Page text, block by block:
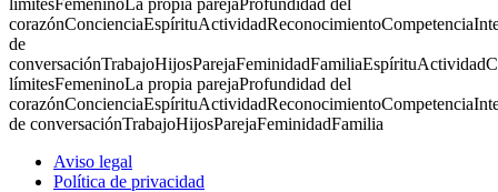
corazónConcienciaEspírituActividadReconocimientoCompetencia
de
conversaciónTrabajoHijosParejaFeminidadFamiliaEspírituActividad
límitesFemeninoLa propia parejaProfundidad del
corazónConcienciaEspírituActividadReconocimientoCompetencia
de conversaciónTrabajoHijosParejaFeminidadFamilia
Aviso legal
Política de privacidad